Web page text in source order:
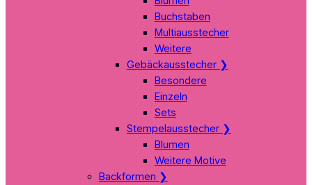
Buchstaben
Multiausstecher
Weitere
Gebäckausstecher ❯
Besondere
Einzeln
Sets
Stempelausstecher ❯
Blumen
Weitere Motive
Backformen ❯